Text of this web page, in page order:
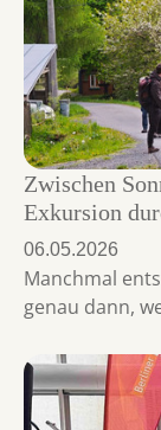
Zwischen
Exkursion
06.05.2026
Manchmal
genau dann,